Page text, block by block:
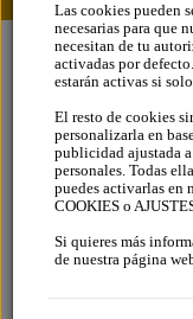
Las cookies pueden
necesarias para que
necesitan de tu
activadas por
estarán activas si
El resto de cookies
personalizarla en
publicidad ajustada a
personales. Todas
puedes activarlas en
COOKIES o
Si quieres más
de nuestra página